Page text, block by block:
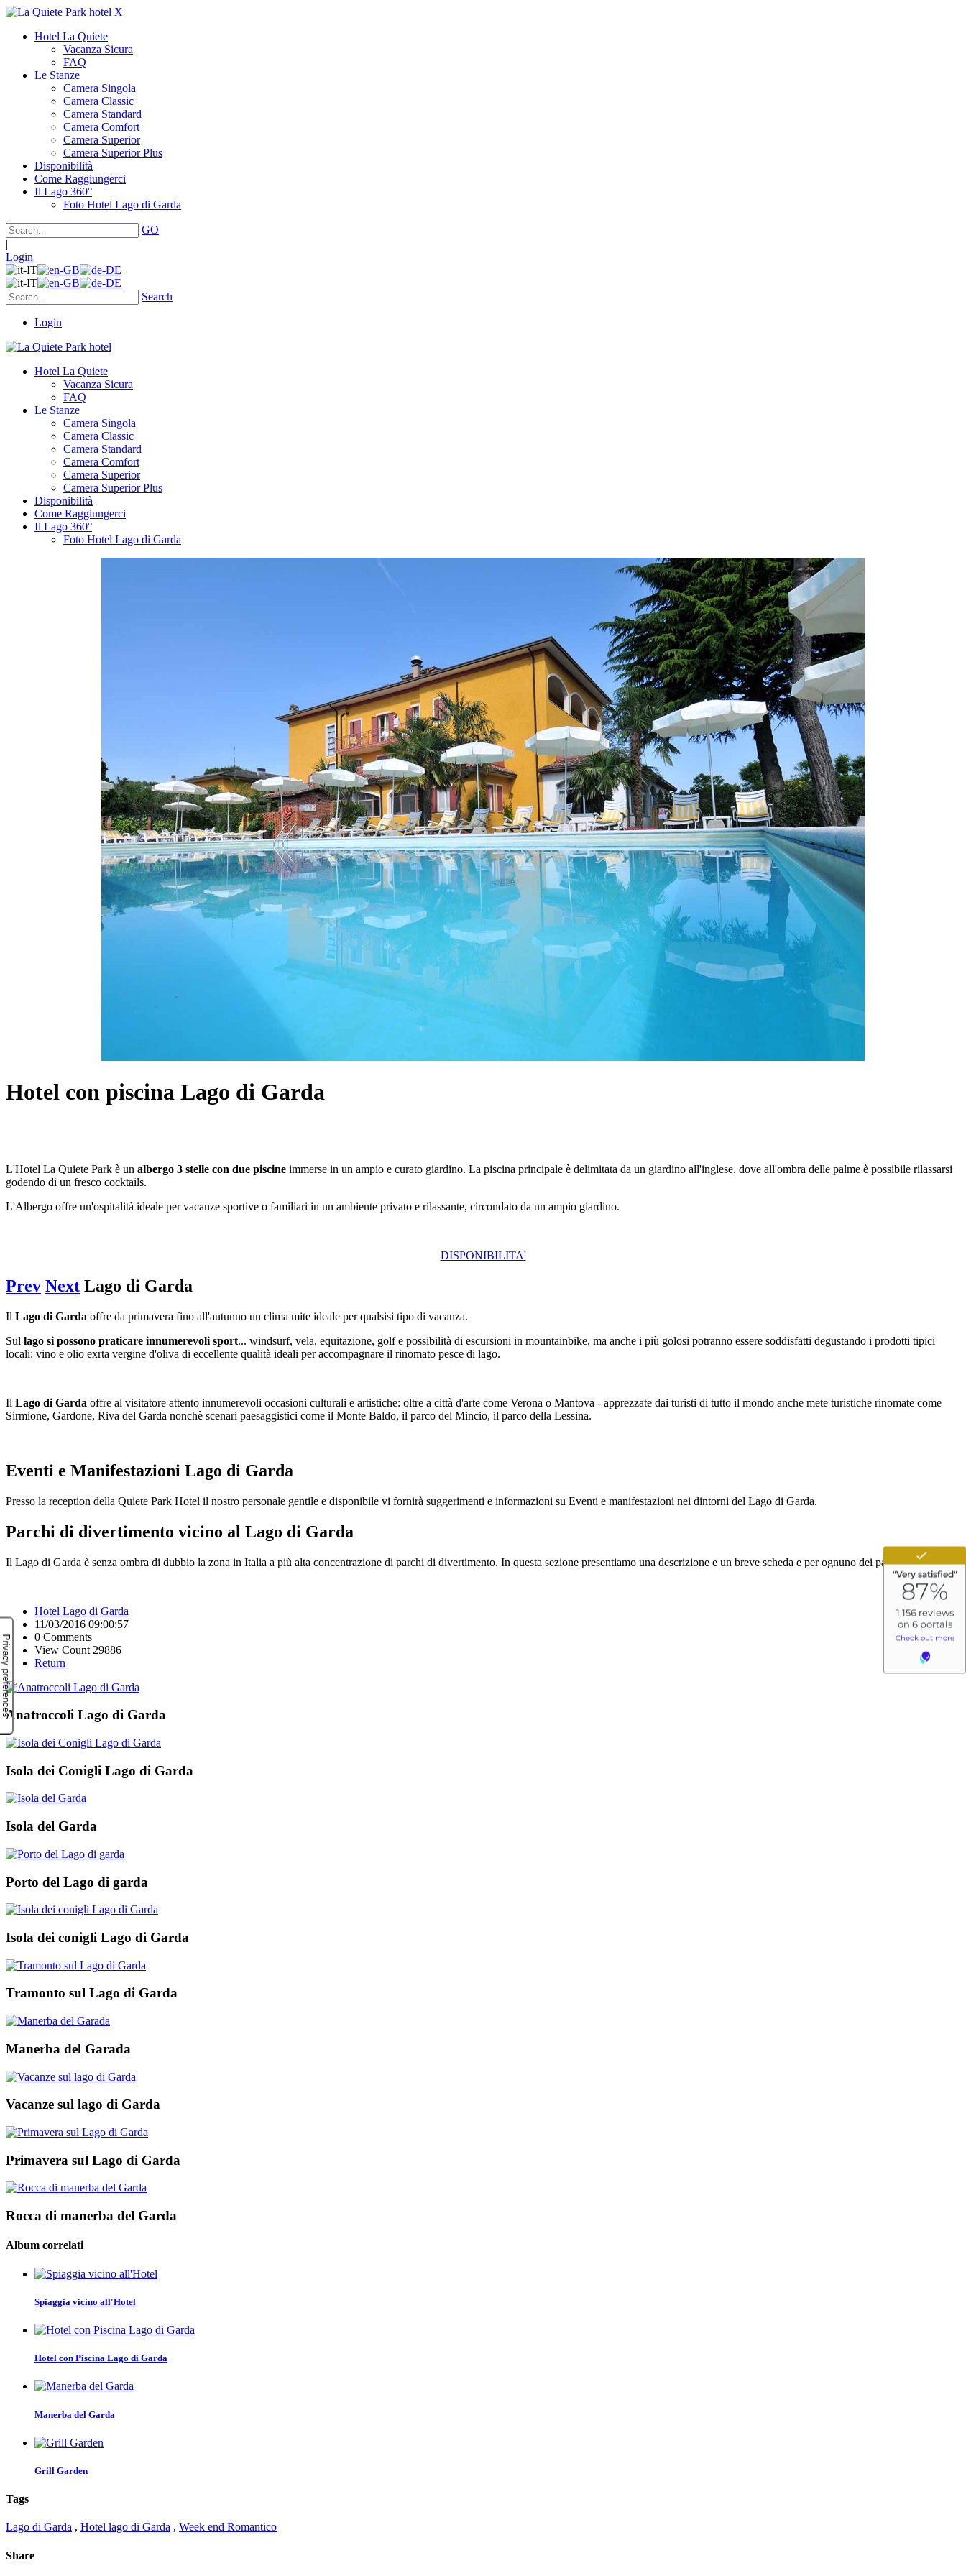
X
Hotel La Quiete
Vacanza Sicura
FAQ
Le Stanze
Camera Singola
Camera Classic
Camera Standard
Camera Comfort
Camera Superior
Camera Superior Plus
Disponibilità
Come Raggiungerci
Il Lago 360°
Foto Hotel Lago di Garda
GO
|
Login
Search
Login
Hotel La Quiete
Vacanza Sicura
FAQ
Le Stanze
Camera Singola
Camera Classic
Camera Standard
Camera Comfort
Camera Superior
Camera Superior Plus
Disponibilità
Come Raggiungerci
Il Lago 360°
Foto Hotel Lago di Garda
Hotel con piscina Lago di Garda
L'Hotel La Quiete Park è un albergo 3 stelle con due piscine immerse in un ampio e curato giardino. La piscina principale è delimitata da un giardino all'inglese, dove all'ombra delle palme è possibile rilassarsi
godendo di un fresco cocktails.
L'Albergo offre un'ospitalità ideale per vacanze sportive o familiari in un ambiente privato e rilassante, circondato da un ampio giardino.
DISPONIBILITA'
Prev Next Lago di Garda
Il Lago di Garda offre da primavera fino all'autunno un clima mite ideale per qualsisi tipo di vacanza.
Sul lago si possono praticare innumerevoli sport... windsurf, vela, equitazione, golf e possibilità di escursioni in mountainbike, ma anche i più golosi potranno essere soddisfatti degustando i prodotti tipici
locali: vino e olio exrta vergine d'oliva di eccellente qualità ideali per accompagnare il rinomato pesce di lago.
Il Lago di Garda offre al visitatore attento innumerevoli occasioni culturali e artistiche: oltre a città d'arte come Verona o Mantova - apprezzate dai turisti di tutto il mondo anche mete turistiche rinomate come
Sirmione, Gardone, Riva del Garda nonchè scenari paesaggistici come il Monte Baldo, il parco del Mincio, il parco della Lessina.
Eventi e Manifestazioni Lago di Garda
Presso la reception della Quiete Park Hotel il nostro personale gentile e disponibile vi fornirà suggerimenti e informazioni su Eventi e manifestazioni nei dintorni del Lago di Garda.
Parchi di divertimento vicino al Lago di Garda
Il Lago di Garda è senza ombra di dubbio la zona in Italia a più alta concentrazione di parchi di divertimento. In questa sezione presentiamo una descrizione e un breve scheda e per ognuno dei parchi del Garda.
Hotel Lago di Garda
11/03/2016 09:00:57
0 Comments
View Count 29886
Return
Anatroccoli Lago di Garda
Isola dei Conigli Lago di Garda
Isola del Garda
Porto del Lago di garda
Isola dei conigli Lago di Garda
Tramonto sul Lago di Garda
Manerba del Garada
Vacanze sul lago di Garda
Primavera sul Lago di Garda
Rocca di manerba del Garda
Album correlati
Spiaggia vicino all'Hotel
Hotel con Piscina Lago di Garda
Manerba del Garda
Grill Garden
Tags
Lago di Garda , Hotel lago di Garda , Week end Romantico
Share